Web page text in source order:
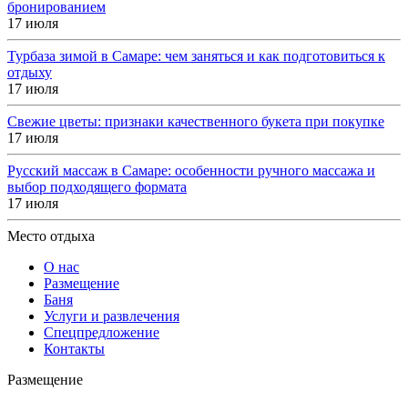
бронированием
17 июля
Турбаза зимой в Самаре: чем заняться и как подготовиться к
отдыху
17 июля
Свежие цветы: признаки качественного букета при покупке
17 июля
Русский массаж в Самаре: особенности ручного массажа и
выбор подходящего формата
17 июля
Место отдыха
О нас
Размещение
Баня
Услуги и развлечения
Спецпредложение
Контакты
Размещение